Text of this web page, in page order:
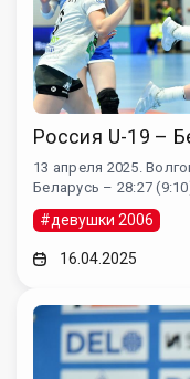
Россия U-19 –
13 апреля 2025.
Беларусь – 28:27
#девушки 2006
16.04.2025